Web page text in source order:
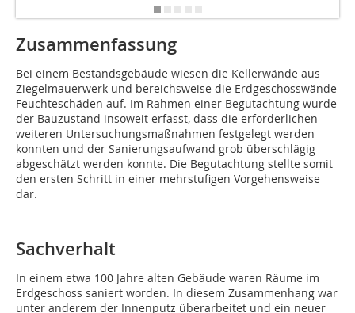
Zusammenfassung
Bei einem Bestandsgebäude wiesen die Kellerwände aus
Ziegelmauerwerk und bereichs­weise die Erdgeschosswände
Feuchteschäden auf. Im Rahmen einer Begutachtung wurde
der Bauzustand insoweit erfasst, dass die erforderlichen
weiteren Untersuchungsmaßnahmen festgelegt werden
konnten und der Sanierungsaufwand grob überschlägig
abgeschätzt werden konnte. Die Begutachtung stellte somit
den ersten Schritt in einer mehrstufigen Vorgehensweise
dar.
Sachverhalt
In einem etwa 100 Jahre alten Gebäude waren Räume im
Erdgeschoss saniert worden. In diesem Zusammenhang war
unter anderem der Innenputz überarbeitet und ein neuer